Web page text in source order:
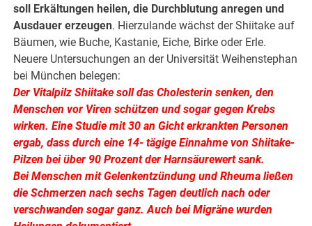
soll Erkältungen heilen, die Durchblutung anregen und
Ausdauer erzeugen. Hierzulande wächst der Shiitake auf
Bäumen, wie Buche, Kastanie, Eiche, Birke oder Erle.
Neuere Untersuchungen an der Universität Weihenstephan
bei München belegen:
Der Vitalpilz Shiitake soll das Cholesterin senken, den
Menschen vor Viren schützen und sogar gegen Krebs
wirken. Eine Studie mit 30 an Gicht erkrankten Personen
ergab, dass durch eine 14- tägige Einnahme von Shiitake-
Pilzen bei über 90 Prozent der Harnsäurewert sank.
Bei Menschen mit Gelenkentzündung und Rheuma ließen
die Schmerzen nach sechs Tagen deutlich nach oder
verschwanden sogar ganz. Auch bei Migräne wurden